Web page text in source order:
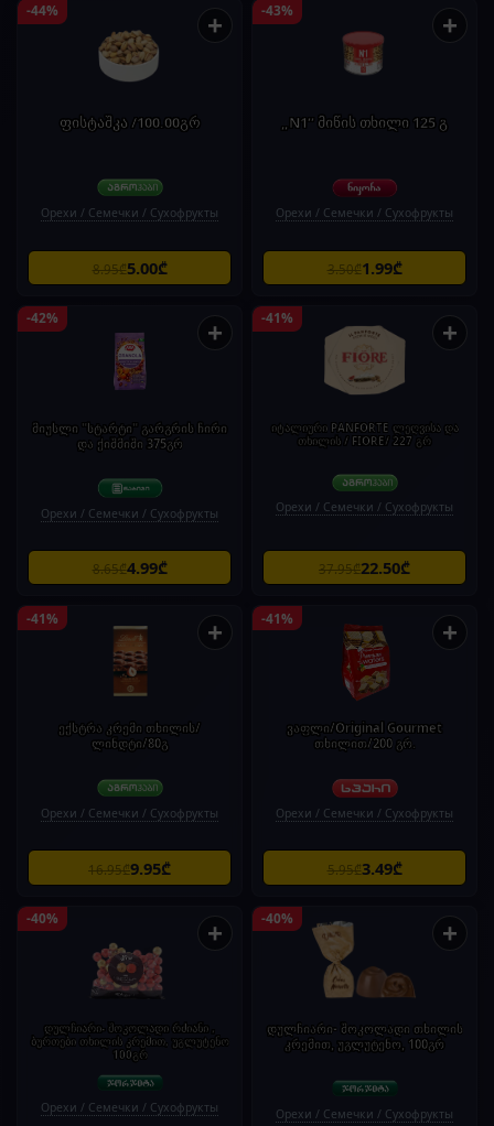
-44% +
ფისტაშკა /100.00გრ
Орехи / Семечки / Сухофрукты
8.95₾5.00₾
-43% +
„N1“ მიწის თხილი 125 გ
Орехи / Семечки / Сухофрукты
3.50₾1.99₾
-42% +
მიუსლი "სტარტი" გარგრის ჩირი
და ქიშმიში 375გრ
Орехи / Семечки / Сухофрукты
8.65₾4.99₾
-41% +
იტალიური PANFORTE ლეღვისა და
თხილის / FIORE/ 227 გრ
Орехи / Семечки / Сухофрукты
37.95₾22.50₾
-41% +
ექსტრა კრემი თხილის/
ლინდტი/80გ
Орехи / Семечки / Сухофрукты
16.95₾9.95₾
-41% +
ვაფლი/Original Gourmet
თხილით/200 გრ.
Орехи / Семечки / Сухофрукты
5.95₾3.49₾
-40% +
დულჩიარი- შოკოლადი რძიანი ,
ბურთები თხილის კრემით, უგლუტენო
100გრ
Орехи / Семечки / Сухофрукты
-40% +
დულჩიარი- შოკოლადი თხილის
კრემით, უგლუტენო, 100გრ
Орехи / Семечки / Сухофрукты